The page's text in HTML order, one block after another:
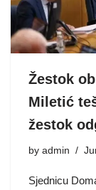
Žestok
Miletić
žestok
by admin
Sjednicu